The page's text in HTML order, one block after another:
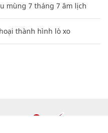
mùng 7 tháng 7 âm lịch
thành hình lò xo